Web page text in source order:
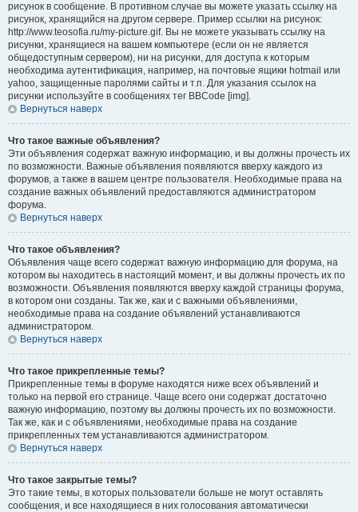
рисунок в сообщение. В противном случае вы можете указать ссылку на
рисунок, хранящийся на другом сервере. Пример ссылки на рисунок:
http://www.teosofia.ru/my-picture.gif. Вы не можете указывать ссылку на
рисунки, хранящиеся на вашем компьютере (если он не является
общедоступным сервером), ни на рисунки, для доступа к которым
необходима аутентификация, например, на почтовые ящики hotmail или
yahoo, защищенные паролями сайты и т.п. Для указания ссылок на
рисунки используйте в сообщениях тег BBCode [img].
Вернуться наверх
Что такое важные объявления?
Эти объявления содержат важную информацию, и вы должны прочесть их
по возможности. Важные объявления появляются вверху каждого из
форумов, а также в вашем центре пользователя. Необходимые права на
создание важных объявлений предоставляются администратором
форума.
Вернуться наверх
Что такое объявления?
Объявления чаще всего содержат важную информацию для форума, на
котором вы находитесь в настоящий момент, и вы должны прочесть их по
возможности. Объявления появляются вверху каждой страницы форума,
в котором они созданы. Так же, как и с важными объявлениями,
необходимые права на создание объявлений устанавливаются
администратором.
Вернуться наверх
Что такое прикрепленные темы?
Прикрепленные темы в форуме находятся ниже всех объявлений и
только на первой его странице. Чаще всего они содержат достаточно
важную информацию, поэтому вы должны прочесть их по возможности.
Так же, как и с объявлениями, необходимые права на создание
прикрепленных тем устанавливаются администратором.
Вернуться наверх
Что такое закрытые темы?
Это такие темы, в которых пользователи больше не могут оставлять
сообщения, и все находящиеся в них голосования автоматически